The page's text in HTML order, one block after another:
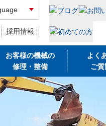
採用情報
お客様の機械の
修理・整備
よく
ご質